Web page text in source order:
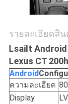
รายละเอียดสิน
Lsailt
Lexus CT
AndroidC
ความละเอียด
Display